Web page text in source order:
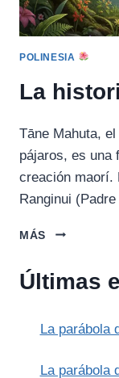
POLINESIA
La
Tāne Mahuta,
pájaros, es una
creación maorí.
Ranginui
MÁS
LA
TĀNE
Últimas
La parábola
La parábola